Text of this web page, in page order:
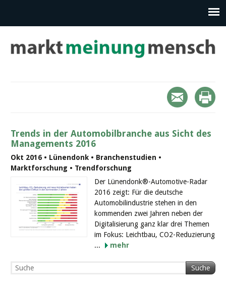
Trends in der Automobilbranche aus Sicht des
Managements 2016
Okt 2016 • Lünendonk • Branchenstudien •
Marktforschung • Trendforschung
Der Lünendonk®-Automotive-Radar
2016 zeigt: Für die deutsche
Automobilindustrie stehen in den
kommenden zwei Jahren neben der
Digitalisierung ganz klar drei Themen
im Fokus: Leichtbau, CO2-Reduzierung
...
mehr
Suche